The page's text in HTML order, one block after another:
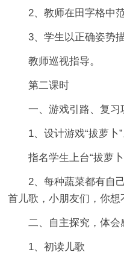
2、教师在田字格中范
3、学生以正确姿势
教师巡视指导。
第二课时
一、游戏引路、复习
1、设计游戏“拔萝卜”
指名学生上台“拔萝
2、每种蔬菜都有自
首儿歌，小朋友们，你想
二、自主探究，体会
1、初读儿歌